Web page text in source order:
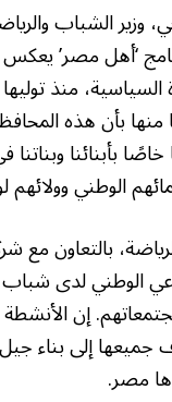
وزير الشباب
‘أهل مصر’
منها بأن هذه
بأبنائنا
الوطني
بالتعاون مع
لدى شباب
إن
جميعها إلى بناء
مصر.